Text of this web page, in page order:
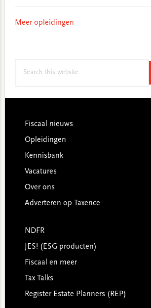
Meer opleidingen
Footer
Fiscaal nieuws
Opleidingen
Kennisbank
Vacatures
Over ons
Adverteren op Taxence
NDFR
JES! (ESG producten)
Fiscaal en meer
Tax Talks
Register Estate Planners (REP)